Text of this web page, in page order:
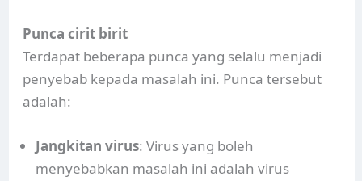
Punca cirit birit
Terdapat beberapa punca yang selalu menjadi
penyebab kepada masalah ini. Punca tersebut
adalah:
Jangkitan virus: Virus yang boleh
menyebabkan masalah ini adalah virus